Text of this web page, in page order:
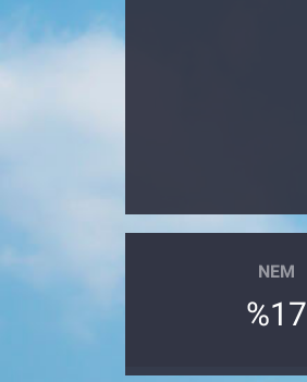
NEM
%17
SAĞLIK